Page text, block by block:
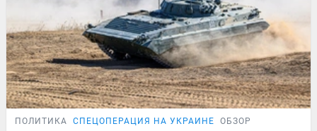
ПОЛИТИКА СПЕЦОПЕРАЦИЯ НА УКРАИНЕ ОБЗОР